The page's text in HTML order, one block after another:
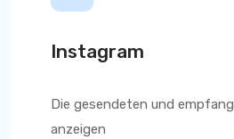
Instagram
Die gesendeten und
anzeigen